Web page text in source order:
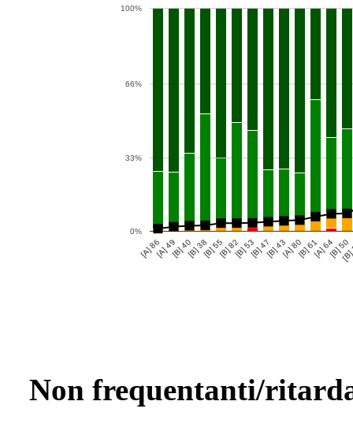
[A] 86[A] 49[B] 40[B] 38[B] 55[B] 82[B] 53[B] 47[B] 43[A] 80[B] 61[A] 64[B] 50
0%
33%
66%
100%
Non frequentanti/